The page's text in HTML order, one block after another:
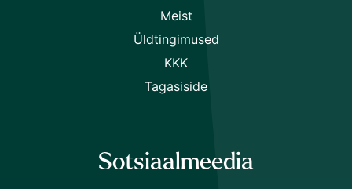
Meist
Üldtingimused
KKK
Tagasiside
Sotsiaalmeedia